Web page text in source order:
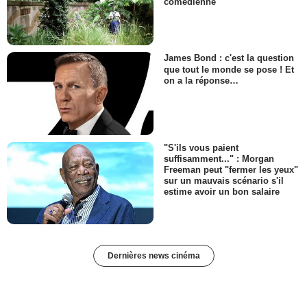
James Bond : c'est la question
que tout le monde se pose ! Et
on a la réponse…
"S'ils vous paient
suffisamment..." : Morgan
Freeman peut "fermer les yeux"
sur un mauvais scénario s'il
estime avoir un bon salaire
Dernières news cinéma